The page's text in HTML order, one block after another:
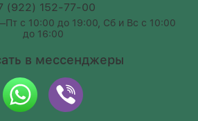
(922) 152-77-00
с 10:00 до 19:00, Сб и Вс с 10:00
до 16:00
в мессенджеры